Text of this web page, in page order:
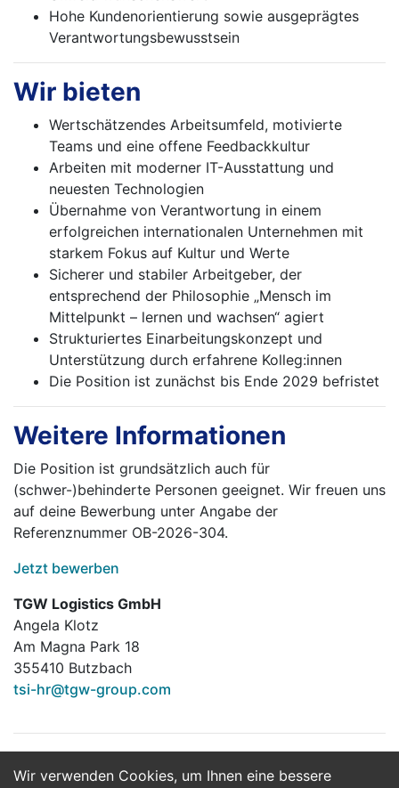
Wir verwenden Cookies, um Ihnen eine bessere
Hohe Kundenorientierung sowie ausgeprägtes
Verantwortungsbewusstsein
Wir bieten
Wertschätzendes Arbeitsumfeld, motivierte
Teams und eine offene Feedbackkultur
Arbeiten mit moderner IT-Ausstattung und
neuesten Technologien
Übernahme von Verantwortung in einem
erfolgreichen internationalen Unternehmen mit
starkem Fokus auf Kultur und Werte
Sicherer und stabiler Arbeitgeber, der
entsprechend der Philosophie „Mensch im
Mittelpunkt – lernen und wachsen“ agiert
Strukturiertes Einarbeitungskonzept und
Unterstützung durch erfahrene Kolleg:innen
Die Position ist zunächst bis Ende 2029 befristet
Weitere Informationen
Die Position ist grundsätzlich auch für
(schwer-)behinderte Personen geeignet. Wir freuen uns
auf deine Bewerbung unter Angabe der
Referenznummer OB-2026-304.
Jetzt bewerben
TGW Logistics GmbH
Angela Klotz
Am Magna Park 18
355410 Butzbach
tsi-hr@tgw-group.com